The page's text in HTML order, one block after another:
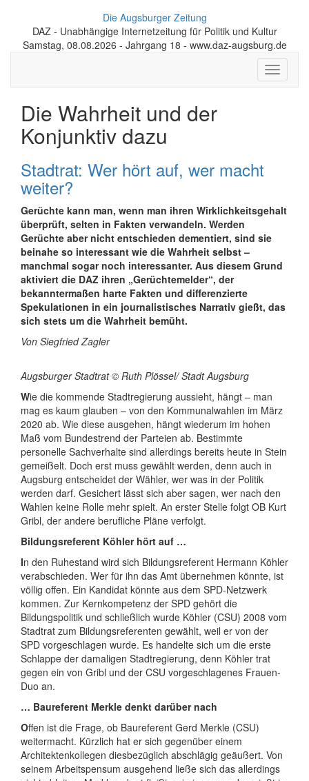
Die Augsburger Zeitung
DAZ - Unabhängige Internetzeitung für Politik und Kultur
Samstag, 08.08.2026 - Jahrgang 18 - www.daz-augsburg.de
Toggle
Die Wahrheit und der
Konjunktiv dazu
Stadtrat: Wer hört auf, wer macht
weiter?
Gerüchte kann man, wenn man ihren Wirklichkeitsgehalt
überprüft, selten in Fakten verwandeln. Werden
Gerüchte aber nicht entschieden dementiert, sind sie
beinahe so interessant wie die Wahrheit selbst –
manchmal sogar noch interessanter. Aus diesem Grund
aktiviert die DAZ ihren „Gerüchtemelder“, der
bekanntermaßen harte Fakten und differenzierte
Spekulationen in ein journalistisches Narrativ gießt, das
sich stets um die Wahrheit bemüht.
Von Siegfried Zagler
Augsburger Stadtrat © Ruth Plössel/ Stadt Augsburg
Wie die kommende Stadtregierung aussieht, hängt – man
mag es kaum glauben – von den Kommunalwahlen im März
2020 ab. Wie diese ausgehen, hängt wiederum im hohen
Maß vom Bundestrend der Parteien ab. Bestimmte
personelle Sachverhalte sind allerdings bereits heute in Stein
gemeißelt. Doch erst muss gewählt werden, denn auch in
Augsburg entscheidet der Wähler, wer was in der Politik
werden darf. Gesichert lässt sich aber sagen, wer nach den
Wahlen keine Rolle mehr spielt. An erster Stelle folgt OB Kurt
Gribl, der andere berufliche Pläne verfolgt.
Bildungsreferent Köhler hört auf …
In den Ruhestand wird sich Bildungsreferent Hermann Köhler
verabschieden. Wer für ihn das Amt übernehmen könnte, ist
völlig offen. Ein Kandidat könnte aus dem SPD-Netzwerk
kommen. Zur Kernkompetenz der SPD gehört die
Bildungspolitik und schließlich wurde Köhler (CSU) 2008 vom
Stadtrat zum Bildungsreferenten gewählt, weil er von der
SPD vorgeschlagen wurde. Es handelte sich um die erste
Schlappe der damaligen Stadtregierung, denn Köhler trat
gegen ein von Gribl und der CSU vorgeschlagenes Frauen-
Duo an.
… Baureferent Merkle denkt darüber nach
Offen ist die Frage, ob Baureferent Gerd Merkle (CSU)
weitermacht. Kürzlich hat er sich gegenüber einem
Architektenkollegen diesbezüglich abschlägig geäußert. Von
seinem Arbeitspensum ausgehend ließe sich das allerdings